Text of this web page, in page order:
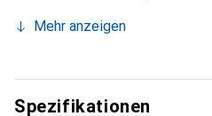
und unverzichtbaren
Produkte anerkannt und eine
anspruchsvolle Kundschaft.
Mehr anzeigen
Spezifikationen